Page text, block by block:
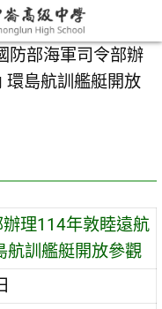
防部海軍司令部辦
環島航訓艦艇開放
理114年敦睦遠航
航訓艦艇開放參觀